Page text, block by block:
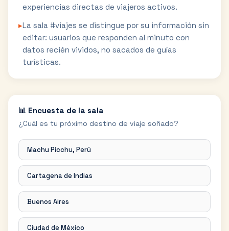
experiencias directas de viajeros activos.
▸La sala #viajes se distingue por su información sin
editar: usuarios que responden al minuto con
datos recién vividos, no sacados de guías
turísticas.
📊 Encuesta de la sala
¿Cuál es tu próximo destino de viaje soñado?
Machu Picchu, Perú
Cartagena de Indias
Buenos Aires
Ciudad de México